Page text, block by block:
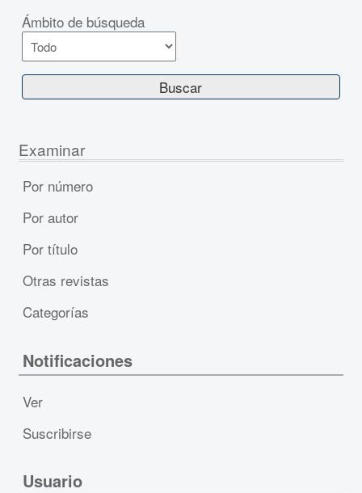
Ámbito de búsqueda
Examinar
Por número
Por autor
Por título
Otras revistas
Categorías
Notificaciones
Ver
Suscribirse
Usuario